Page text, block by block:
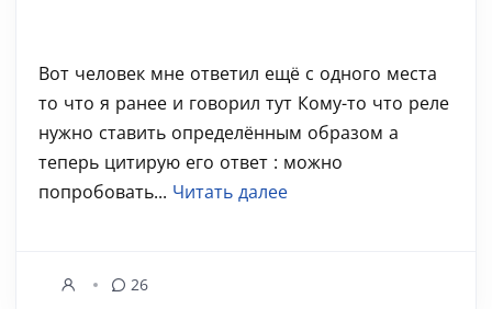
Вот человек мне ответил ещё с одного места
то что я ранее и говорил тут Кому-то что реле
нужно ставить определённым образом а
теперь цитирую его ответ : можно
попробовать... Читать далее
26